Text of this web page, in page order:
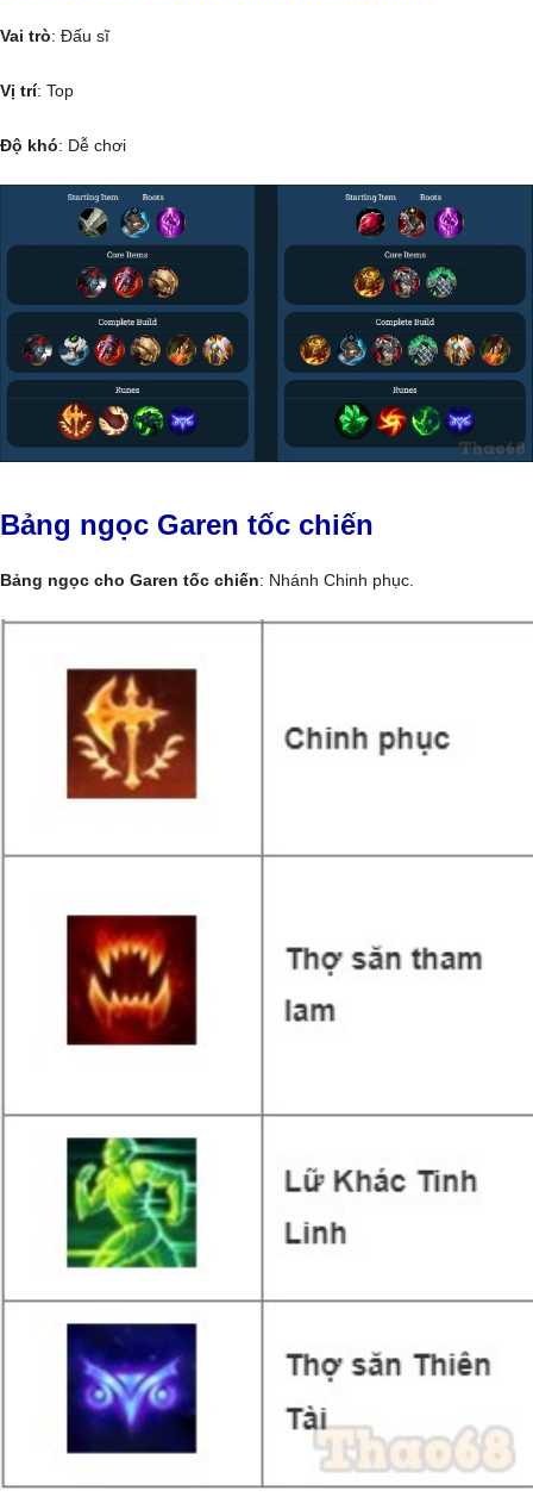
Vai trò: Đấu sĩ
Vị trí: Top
Độ khó: Dễ chơi
Bảng ngọc Garen tốc chiến
Bảng ngọc cho Garen tốc chiến: Nhánh Chinh phục.